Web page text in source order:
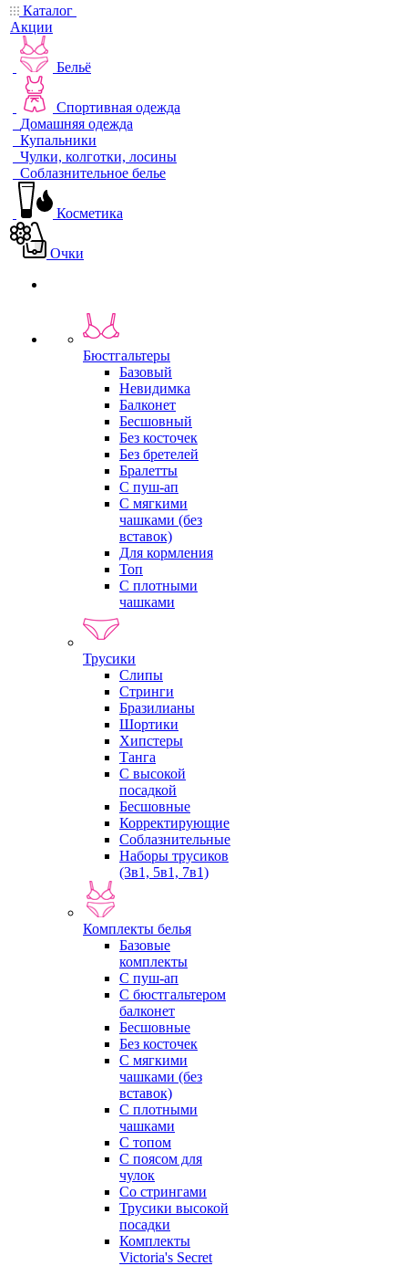
Каталог
Акции
Бельё
Спортивная одежда
Домашняя одежда
Купальники
Чулки, колготки, лосины
Соблазнительное белье
Косметика
Очки
Бюстгальтеры
Базовый
Невидимка
Балконет
Бесшовный
Без косточек
Без бретелей
Бралетты
С пуш-ап
С мягкими
чашками (без
вставок)
Для кормления
Топ
С плотными
чашками
Трусики
Слипы
Стринги
Бразилианы
Шортики
Хипстеры
Танга
С высокой
посадкой
Бесшовные
Корректирующие
Соблазнительные
Наборы трусиков
(3в1, 5в1, 7в1)
Комплекты белья
Базовые
комплекты
С пуш-ап
С бюстгальтером
балконет
Бесшовные
Без косточек
С мягкими
чашками (без
вставок)
С плотными
чашками
С топом
С поясом для
чулок
Со стрингами
Трусики высокой
посадки
Комплекты
Victoria's Secret